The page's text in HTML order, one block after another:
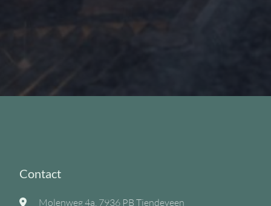
Contact
Molenweg 4a, 7936 PB Tiendeveen